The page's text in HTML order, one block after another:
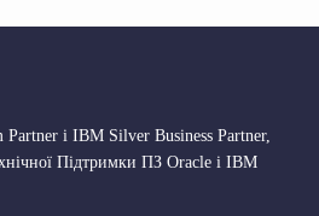
і IBM Silver Business Partner,
Підтримки ПЗ Oracle і IBM